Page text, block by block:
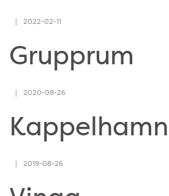
2022-02-11
Grupprum
2020-08-26
Kappelhamn
2019-08-26